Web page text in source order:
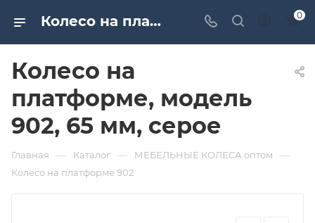
Колесо на платформе, модель 902, 65 мм, серое. Дверная и мебельная фурнитура САМИР-КИЛИТ | Оптовые поставки 0
Колесо на
платформе, модель
902, 65 мм, серое
Главная — Каталог — МЕБЕЛЬНЫЕ КОЛЕСА оптом —
Колесо на платформе 902